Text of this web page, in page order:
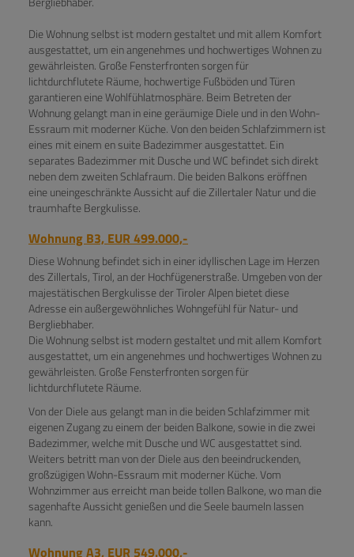
Die Wohnung selbst ist modern gestaltet und mit allem Komfort
ausgestattet, um ein angenehmes und hochwertiges Wohnen zu
gewährleisten. Große Fensterfronten sorgen für
lichtdurchflutete Räume, hochwertige Fußböden und Türen
garantieren eine Wohlfühlatmosphäre. Beim Betreten der
Wohnung gelangt man in eine geräumige Diele und in den Wohn-
Essraum mit moderner Küche. Von den beiden Schlafzimmern ist
eines mit einem en suite Badezimmer ausgestattet. Ein
separates Badezimmer mit Dusche und WC befindet sich direkt
neben dem zweiten Schlafraum. Die beiden Balkons eröffnen
eine uneingeschränkte Aussicht auf die Zillertaler Natur und die
traumhafte Bergkulisse.
Wohnung B3, EUR 499.000,-
Diese Wohnung befindet sich in einer idyllischen Lage im Herzen
des Zillertals, Tirol, an der Hochfügenerstraße. Umgeben von der
majestätischen Bergkulisse der Tiroler Alpen bietet diese
Adresse ein außergewöhnliches Wohngefühl für Natur- und
Bergliebhaber.
Die Wohnung selbst ist modern gestaltet und mit allem Komfort
ausgestattet, um ein angenehmes und hochwertiges Wohnen zu
gewährleisten. Große Fensterfronten sorgen für
lichtdurchflutete Räume.
Von der Diele aus gelangt man in die beiden Schlafzimmer mit
eigenen Zugang zu einem der beiden Balkone, sowie in die zwei
Badezimmer, welche mit Dusche und WC ausgestattet sind.
Weiters betritt man von der Diele aus den beeindruckenden,
großzügigen Wohn-Essraum mit moderner Küche. Vom
Wohnzimmer aus erreicht man beide tollen Balkone, wo man die
sagenhafte Aussicht genießen und die Seele baumeln lassen
kann.
Wohnung A3, EUR 549.000,-